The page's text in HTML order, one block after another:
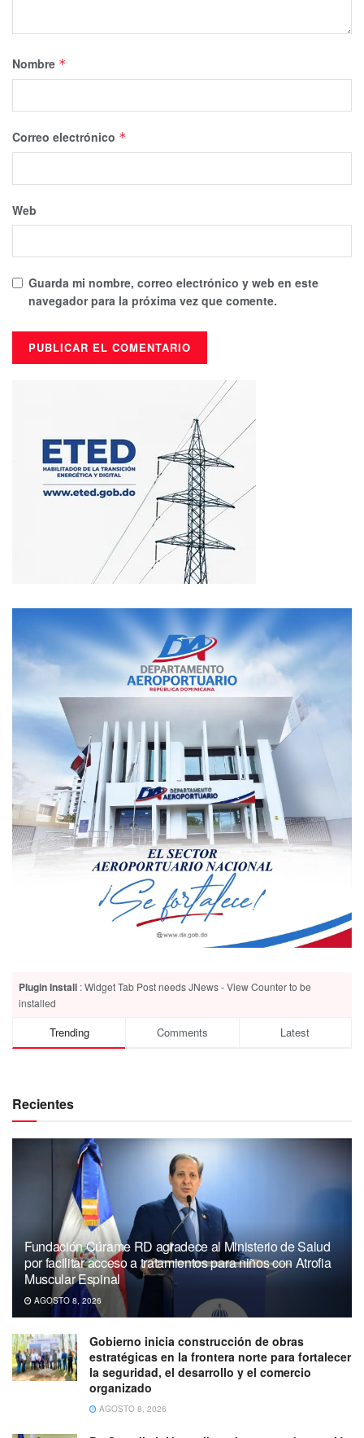
Nombre *
Correo electrónico *
Web
Guarda mi nombre, correo electrónico y web en este
navegador para la próxima vez que comente.
Plugin Install : Widget Tab Post needs JNews - View Counter to be
installed
Trending Comments Latest
Recientes
Fundación Cúrame RD agradece al Ministerio de Salud
por facilitar acceso a tratamientos para niños con Atrofia
Muscular Espinal
AGOSTO 8, 2026
Gobierno inicia construcción de obras
estratégicas en la frontera norte para fortalecer
la seguridad, el desarrollo y el comercio
organizado
AGOSTO 8, 2026